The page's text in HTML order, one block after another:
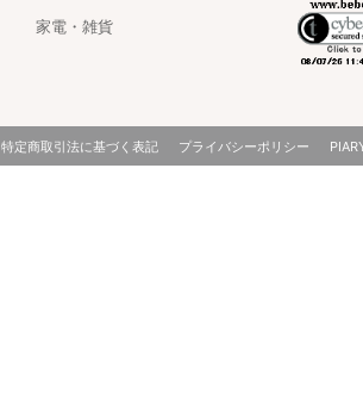
おむつギフト
ます。ギフトに
家電・雑貨
特定商取引法に基づく表記 プライバシーポリシー